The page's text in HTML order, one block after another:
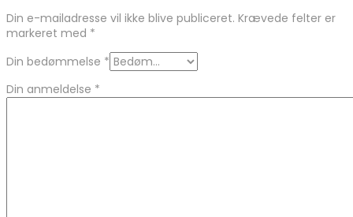
Din e-mailadresse vil ikke blive publiceret. Krævede felter er
markeret med *
Din bedømmelse *
Din anmeldelse *